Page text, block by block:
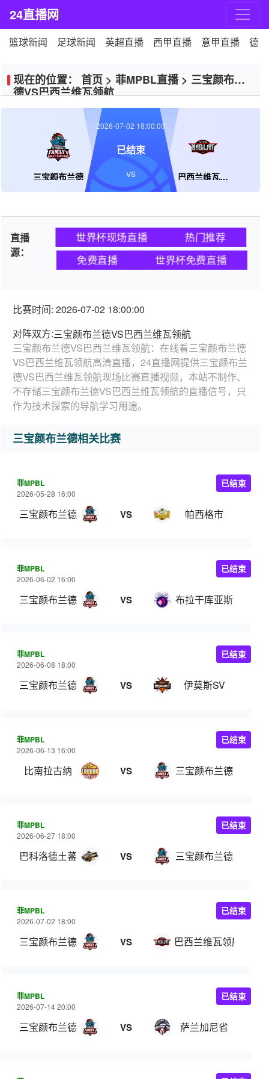
24直播网
篮球新闻 足球新闻 英超直播 西甲直播 意甲直播 德
现在的位置： 首页 > 菲MPBL直播> 三宝颜布兰
德VS巴西兰维瓦领航
三宝颜布兰德 巴西兰维瓦领航
2026-07-02 18:00:00
已结束
VS
直播
源：
世界杯现场直播
热门推荐
免费直播
世界杯免费直播
比赛时间: 2026-07-02 18:00:00
对阵双方:三宝颜布兰德VS巴西兰维瓦领航
三宝颜布兰德VS巴西兰维瓦领航：在线看三宝颜布兰德
VS巴西兰维瓦领航高清直播，24直播网提供三宝颜布兰
德VS巴西兰维瓦领航现场比赛直播视频，本站不制作、
不存储三宝颜布兰德VS巴西兰维瓦领航的直播信号，只
作为技术探索的导航学习用途。
三宝颜布兰德相关比赛
菲MPBL
2026-05-28 16:00
三宝颜布兰德 VS 帕西格市
已结束
菲MPBL
2026-06-02 16:00
三宝颜布兰德 VS 布拉干库亚斯
已结束
菲MPBL
2026-06-08 18:00
三宝颜布兰德 VS 伊莫斯SV
已结束
菲MPBL
2026-06-13 16:00
比南拉古纳 VS 三宝颜布兰德
已结束
菲MPBL
2026-06-27 18:00
巴科洛德土蕃 VS 三宝颜布兰德
已结束
菲MPBL
2026-07-02 18:00
三宝颜布兰德 VS 巴西兰维瓦领航
已结束
菲MPBL
2026-07-14 20:00
三宝颜布兰德 VS 萨兰加尼省
已结束